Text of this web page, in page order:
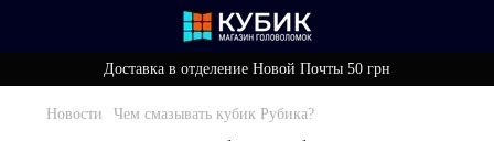
Доставка в отделение Новой Почты 50 грн
Новости Чем смазывать кубик Рубика?